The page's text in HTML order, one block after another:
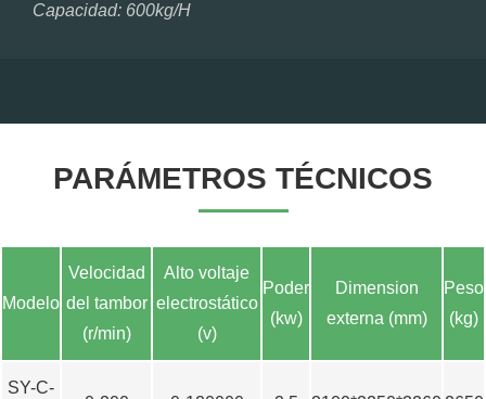
Capacidad: 600kg/H
PARÁMETROS TÉCNICOS
Modelo
Velocidad
del tambor
(r/min)
Alto voltaje
electrostático
(v)
Poder
(kw)
Dimension
externa (mm)
Peso
(kg)
SY-C-